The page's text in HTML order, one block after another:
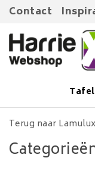
Contact
Terug naar